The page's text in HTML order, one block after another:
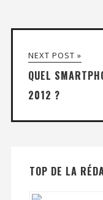
NEXT POST »
QUEL
2012 ?
TOP DE LA